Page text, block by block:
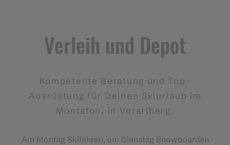
Verleih und Depot
Kompetente Beratung und Top-
Ausrüstung für Deinen Skiurlaub im
Montafon, in Vorarlberg.
Am Montag Skifahren, am Dienstag Snowboarden